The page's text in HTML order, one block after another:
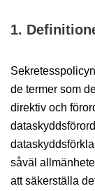
1.
de termer som
direktiv och
såväl
att säkerställa